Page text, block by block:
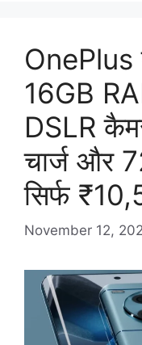
OnePlus
16GB
DSLR
चार्ज और
सिर्फ
November 12,